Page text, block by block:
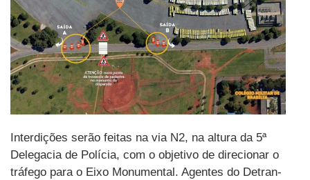
Interdições serão feitas na via N2, na altura da 5ª
Delegacia de Polícia, com o objetivo de direcionar o
tráfego para o Eixo Monumental. Agentes do Detran-